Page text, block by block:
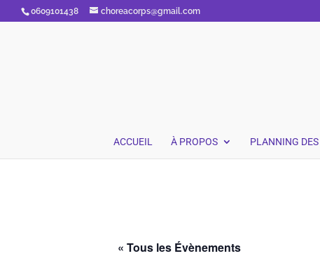
0609101438 choreacorps@gmail.com
ACCUEIL À PROPOS PLANNING DES
« Tous les Évènements